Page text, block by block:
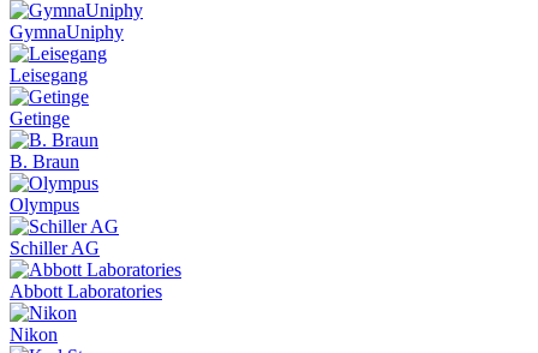
GymnaUniphy
Leisegang
Getinge
B. Braun
Olympus
Schiller AG
Abbott Laboratories
Nikon